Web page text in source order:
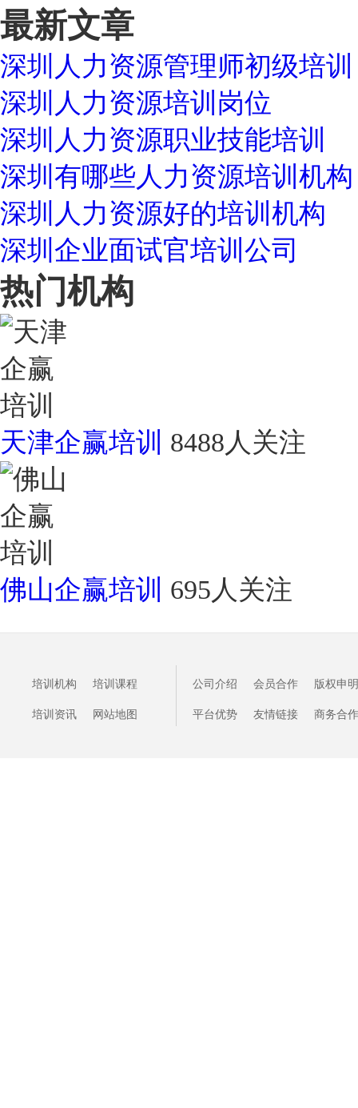
最新文章
深圳人力资源管理师初级培训
深圳人力资源培训岗位
深圳人力资源职业技能培训
深圳有哪些人力资源培训机构
深圳人力资源好的培训机构
深圳企业面试官培训公司
热门机构
天津企赢培训 8488人关注
佛山企赢培训 695人关注
培训机构 培训课程
培训资讯 网站地图
公司介绍 会员合作 版权申明
平台优势 友情链接 商务合作